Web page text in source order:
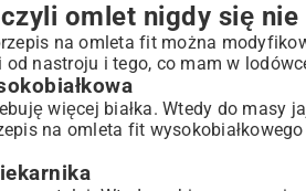
omlet nigdy się nie
na omleta fit można
nastroju i tego, co mam w
więcej białka. Wtedy do masy
na omleta fit